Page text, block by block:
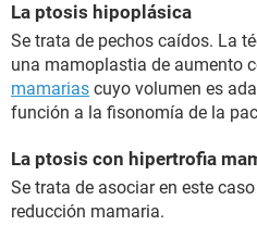
La ptosis hipoplásica
Se trata de pechos caídos. La
una mamoplastia de aumento
mamarias cuyo volumen es
función a la fisonomía de la
La ptosis con hipertrofia
Se trata de asociar en este
reducción mamaria.